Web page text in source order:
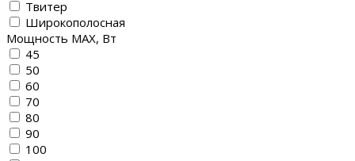
Твитер
Широкополосная
Мощность MAX, Вт
45
50
60
70
80
90
100